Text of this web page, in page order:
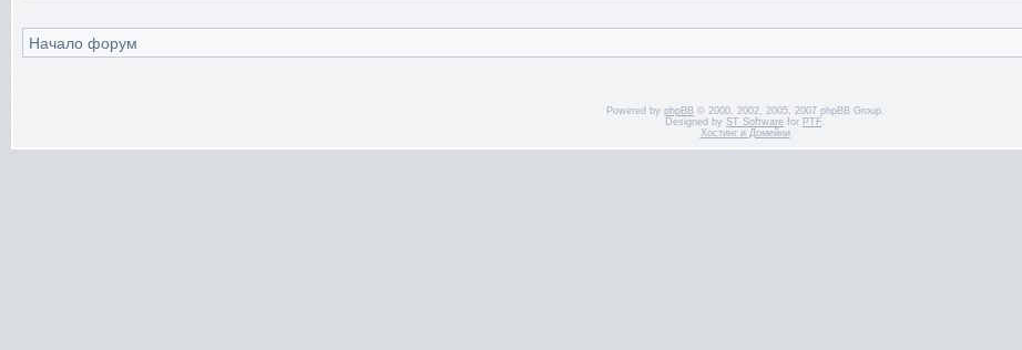
Начало форум
Powered by phpBB© 2000, 2002, 2005, 2007 phpBB Group.
Designed by ST Software for PTF.
Хостинг и Домейни